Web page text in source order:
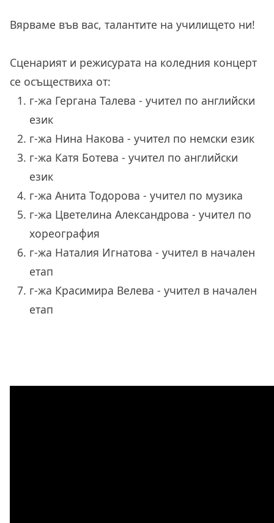
Вярваме във вас, талантите на училището ни!
Сценарият и режисурата на коледния концерт
се осъществиха от:
г-жа Гергана Талева - учител по английски
език
г-жа Нина Накова - учител по немски език
г-жа Катя Ботева - учител по английски
език
г-жа Анита Тодорова - учител по музика
г-жа Цветелина Александрова - учител по
хореография
г-жа Наталия Игнатова - учител в начален
етап
г-жа Красимира Велева - учител в начален
етап